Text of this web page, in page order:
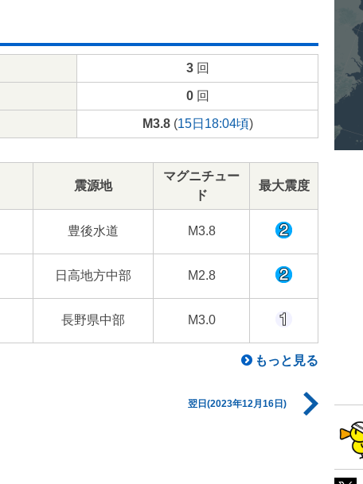
3回
0回
M3.8(15日18:04頃)
震源地
マグニチュー
ド
最大震度
豊後水道 M3.8
日高地方中部 M2.8
長野県中部 M3.0
もっと見る
翌日(2023年12月16日)